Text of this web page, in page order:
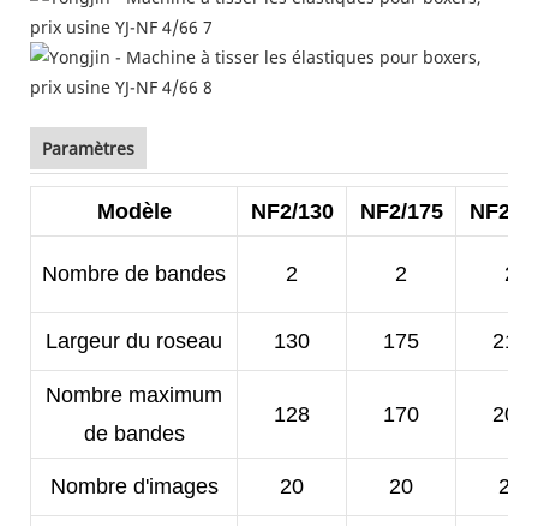
Paramètres
Modèle NF2/130 NF2/175 NF2/
Nombre de bandes 2 2 2
Largeur du roseau 130 175 210
Nombre maximum
de bandes
128 170 200
Nombre d'images 20 20 20